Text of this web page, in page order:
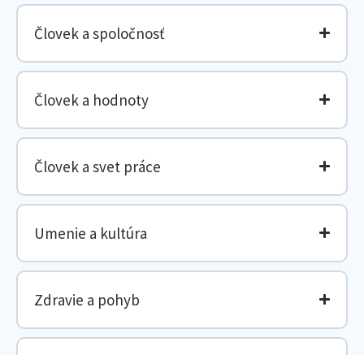
Človek a spoločnosť
Človek a hodnoty
Človek a svet práce
Umenie a kultúra
Zdravie a pohyb